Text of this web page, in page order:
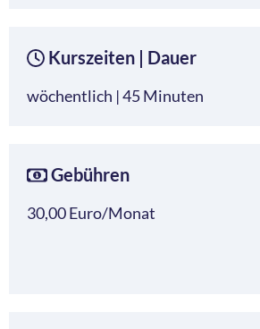
Kurszeiten | Dauer
wöchentlich | 45 Minuten
Gebühren
30,00 Euro/Monat